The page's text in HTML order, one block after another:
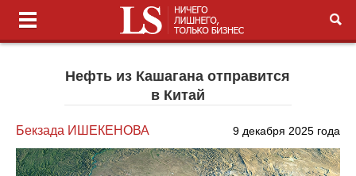
Нефть из Кашагана отправится
в Китай
Бекзада ИШЕКЕНОВА 9 декабря 2025 года